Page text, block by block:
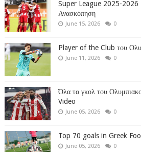
Super League 2025-2026
Ανασκόπηση
June 15, 2026 0
Player of the Club του
June 11, 2026 0
Όλα τα γκολ του
Video
June 05, 2026 0
Top 70 goals in Greek
June 05, 2026 0